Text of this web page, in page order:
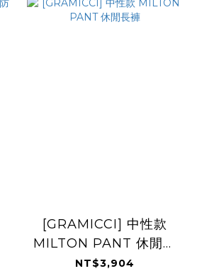
[GRAMICCI] 中性款
MILTON PANT 休閒長
褲
NT$3,904